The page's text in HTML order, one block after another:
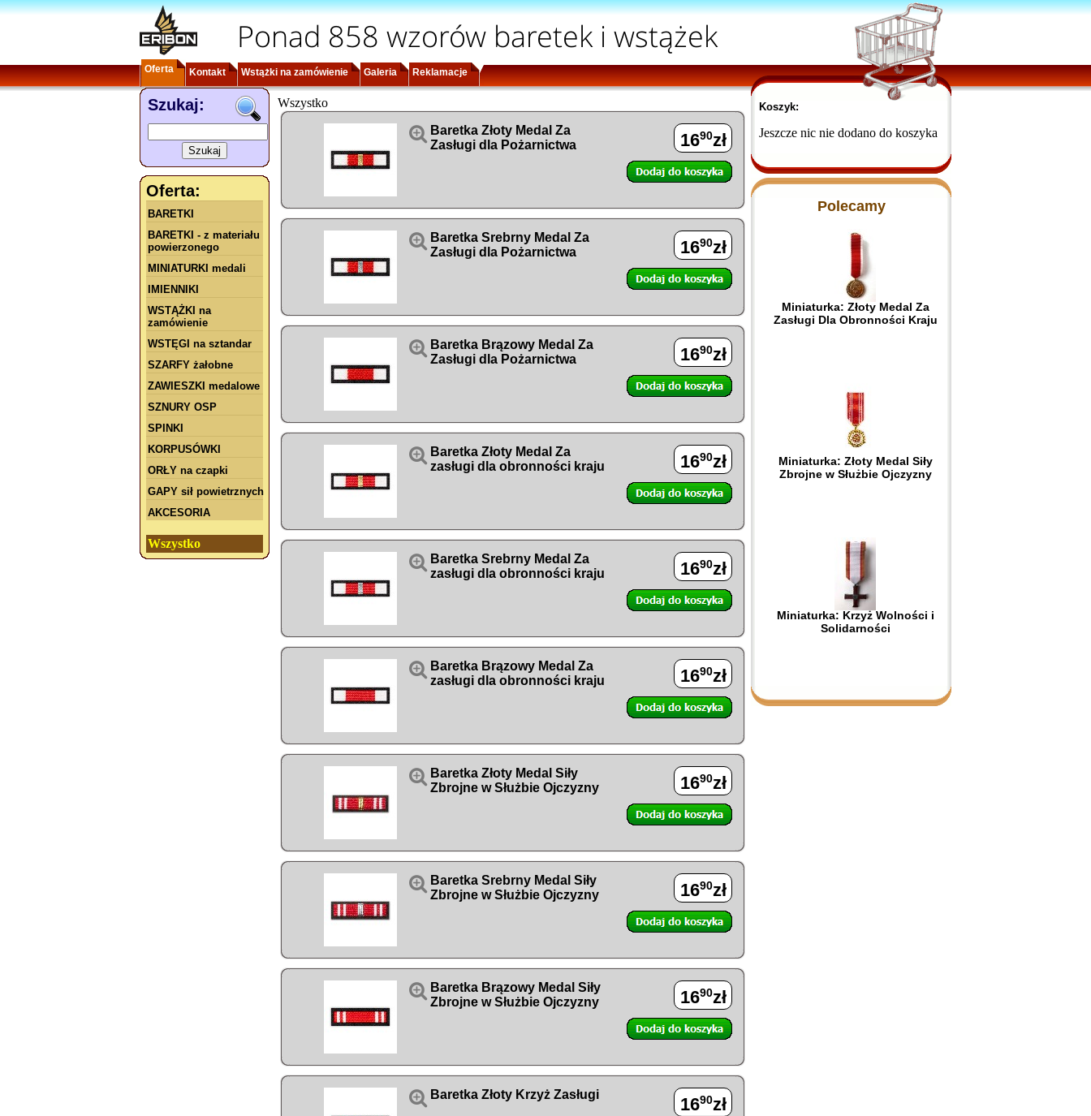
Ponad 858 wzorów baretek i wstążek
Oferta Kontakt Wstążki na zamówienie Galeria Reklamacje
Szukaj:
Oferta:
BARETKI
BARETKI - z materiału
powierzonego
MINIATURKI medali
IMIENNIKI
WSTĄŻKI na
zamówienie
WSTĘGI na sztandar
SZARFY żałobne
ZAWIESZKI medalowe
SZNURY OSP
SPINKI
KORPUSÓWKI
ORŁY na czapki
GAPY sił powietrznych
AKCESORIA
Wszystko
Wszystko
 Baretka Złoty Medal Za
Zasługi dla Pożarnictwa
1690zł
 Baretka Srebrny Medal Za
Zasługi dla Pożarnictwa
1690zł
 Baretka Brązowy Medal Za
Zasługi dla Pożarnictwa
1690zł
 Baretka Złoty Medal Za
zasługi dla obronności kraju
1690zł
 Baretka Srebrny Medal Za
zasługi dla obronności kraju
1690zł
 Baretka Brązowy Medal Za
zasługi dla obronności kraju
1690zł
 Baretka Złoty Medal Siły
Zbrojne w Służbie Ojczyzny
1690zł
 Baretka Srebrny Medal Siły
Zbrojne w Służbie Ojczyzny
1690zł
 Baretka Brązowy Medal Siły
Zbrojne w Służbie Ojczyzny
1690zł
 Baretka Złoty Krzyż Zasługi 1690zł
Koszyk:
Jeszcze nic nie dodano do koszyka
Polecamy
Miniaturka: Złoty Medal Za
Zasługi Dla Obronności Kraju
Miniaturka: Złoty Medal Siły
Zbrojne w Służbie Ojczyzny
Miniaturka: Krzyż Wolności i
Solidarności